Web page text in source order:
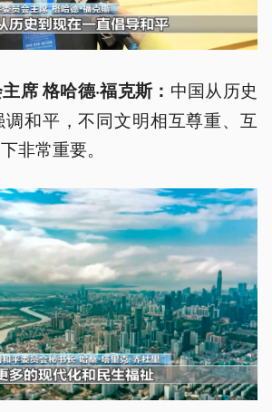
席 格哈德·福克斯： 中国从历史
和平，不同文明相互尊重、互
非常重要。